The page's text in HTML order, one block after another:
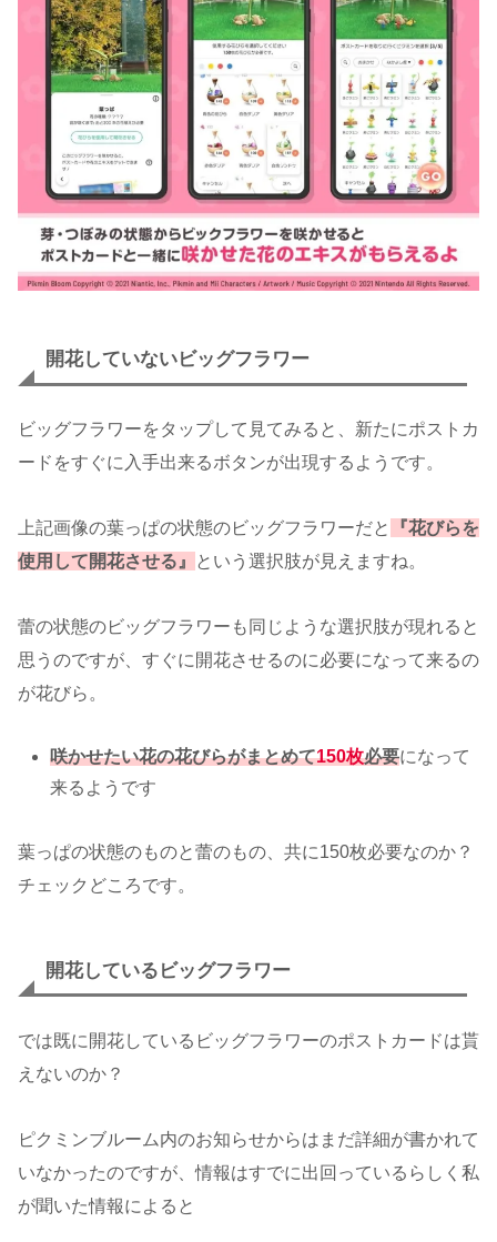
開花していないビッグフラワー
ビッグフラワーをタップして見てみると、新たにポストカ
ードをすぐに入手出来るボタンが出現するようです。
上記画像の葉っぱの状態のビッグフラワーだと
『花びらを
使用して開花させる』
という選択肢が見えますね。
蕾の状態のビッグフラワーも同じような選択肢が現れると
思うのですが、すぐに開花させるのに必要になって来るの
が花びら。
咲かせたい花の花びらがまとめて150枚必要になって
来るようです
葉っぱの状態のものと蕾のもの、共に150枚必要なのか？
チェックどころです。
開花しているビッグフラワー
では既に開花しているビッグフラワーのポストカードは貰
えないのか？
ピクミンブルーム内のお知らせからはまだ詳細が書かれて
いなかったのですが、情報はすでに出回っているらしく私
が聞いた情報によると